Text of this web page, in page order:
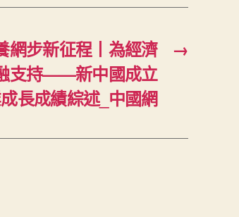
→
網步新征程丨為經濟
支持——新中國成立
長成績綜述_中國網